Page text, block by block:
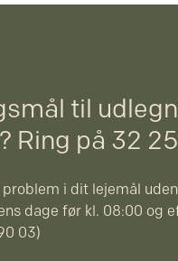
til
Ring på 32
problem i dit lejemål
dage før kl. 08:00 og
03)